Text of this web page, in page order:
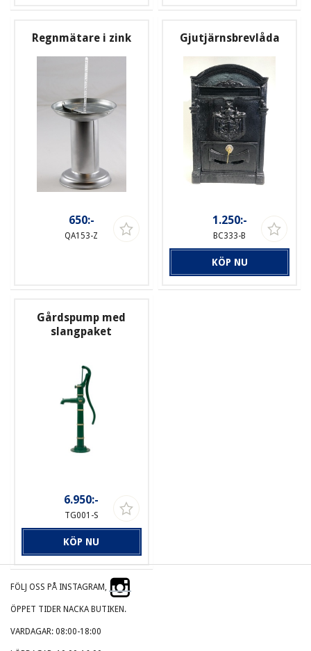
Regnmätare i zink
650:-
QA153-Z
Gjutjärnsbrevlåda
1.250:-
BC333-B
KÖP NU
Gårdspump med
slangpaket
6.950:-
TG001-S
KÖP NU
FÖLJ OSS PÅ INSTAGRAM,
ÖPPET TIDER NACKA BUTIKEN.
VARDAGAR: 08:00-18:00